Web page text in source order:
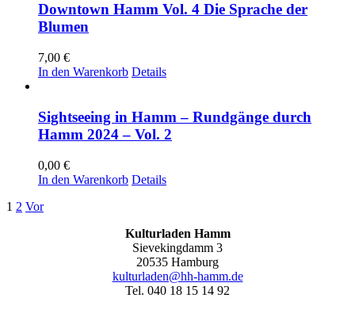
Downtown Hamm Vol. 4 Die Sprache der
Blumen
7,00 €
In den Warenkorb Details
Sightseeing in Hamm – Rundgänge durch
Hamm 2024 – Vol. 2
0,00 €
In den Warenkorb Details
1 2 Vor
Kulturladen Hamm
Sievekingdamm 3
20535 Hamburg
kulturladen@hh-hamm.de
Tel. 040 18 15 14 92